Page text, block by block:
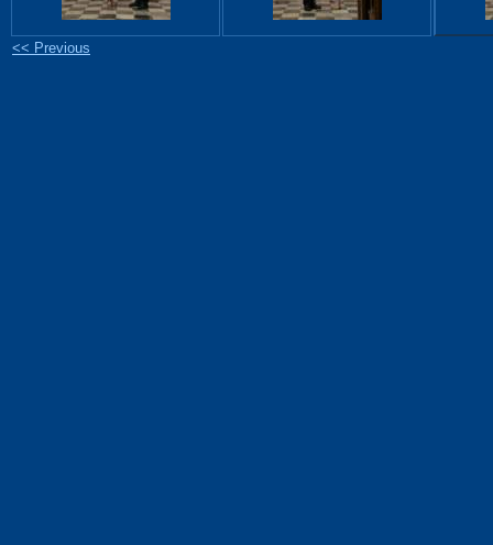
<< Previous